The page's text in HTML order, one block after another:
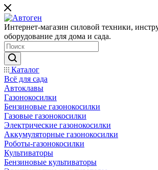
Интернет-магазин силовой техники,
оборудование для дома и сада.
Каталог
Всё для сада
Автоклавы
Газонокосилки
Бензиновые газонокосилки
Газовые газонокосилки
Электрические газонокосилки
Аккумуляторные газонокосилки
Роботы-газонокосилки
Культиваторы
Бензиновые культиваторы